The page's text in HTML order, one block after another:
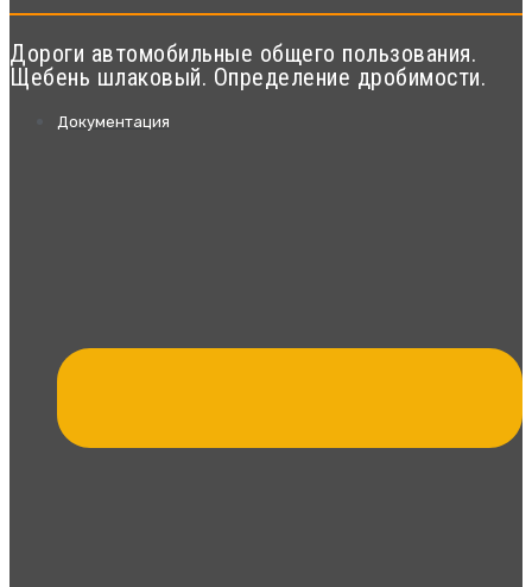
Дороги автомобильные общего пользования.
Щебень шлаковый. Определение дробимости.
Документация